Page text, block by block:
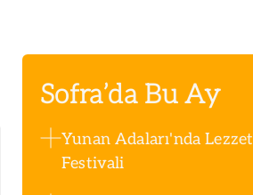
Sofra’da Bu Ay
Yunan Adaları'nda Lezzet
Festivali